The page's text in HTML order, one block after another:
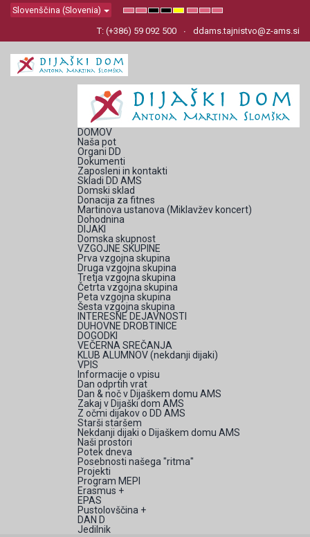
Slovenščina (Slovenia)
Default
NightHigh
Black
High
Black
High
Yellow
Set
Font
Set
Font
Set
Font
T: (+386) 59 092 500 ddams.tajnistvo@z-ams.si
DOMOV
Naša pot
Organi DD
Dokumenti
Zaposleni in kontakti
Skladi DD AMS
Domski sklad
Donacija za fitnes
Martinova ustanova (Miklavžev koncert)
Dohodnina
DIJAKI
Domska skupnost
VZGOJNE SKUPINE
Prva vzgojna skupina
Druga vzgojna skupina
Tretja vzgojna skupina
Četrta vzgojna skupina
Peta vzgojna skupina
Šesta vzgojna skupina
INTERESNE DEJAVNOSTI
DUHOVNE DROBTINICE
DOGODKI
VEČERNA SREČANJA
KLUB ALUMNOV (nekdanji dijaki)
VPIS
Informacije o vpisu
Dan odprtih vrat
Dan & noč v Dijaškem domu AMS
Zakaj v Dijaški dom AMS
Z očmi dijakov o DD AMS
Starši staršem
Nekdanji dijaki o Dijaškem domu AMS
Naši prostori
Potek dneva
Posebnosti našega "ritma"
Projekti
Program MEPI
Erasmus +
EPAS
Pustolovščina +
DAN D
Jedilnik